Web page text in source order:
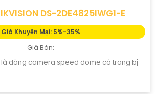
DS-2DE4825IWG1-E
Giá Khuyến Mại: 5%-35%
Giá Bán:
là dòng camera speed dome có trang bị